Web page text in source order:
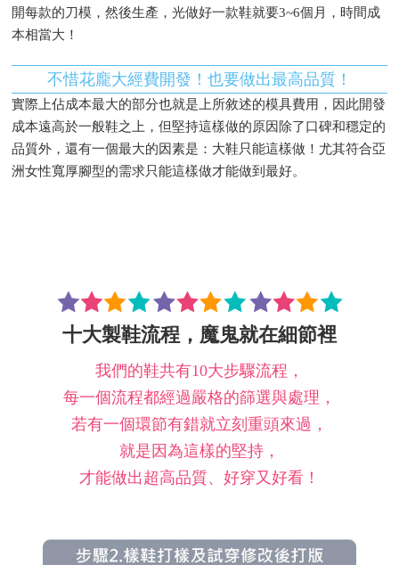
開每款的刀模，然後生產，光做好一款鞋就要3~6個月，時間成
本相當大！
不惜花龐大經費開發！也要做出最高品質！
實際上佔成本最大的部分也就是上所敘述的模具費用，因此開發
成本遠高於一般鞋之上，但堅持這樣做的原因除了口碑和穩定的
品質外，還有一個最大的因素是：大鞋只能這樣做！尤其符合亞
洲女性寬厚腳型的需求只能這樣做才能做到最好。
十大製鞋流程，魔鬼就在細節裡
我們的鞋共有10大步驟流程，
每一個流程都經過嚴格的篩選與處理，
若有一個環節有錯就立刻重頭來過，
就是因為這樣的堅持，
才能做出超高品質、好穿又好看！
Previous